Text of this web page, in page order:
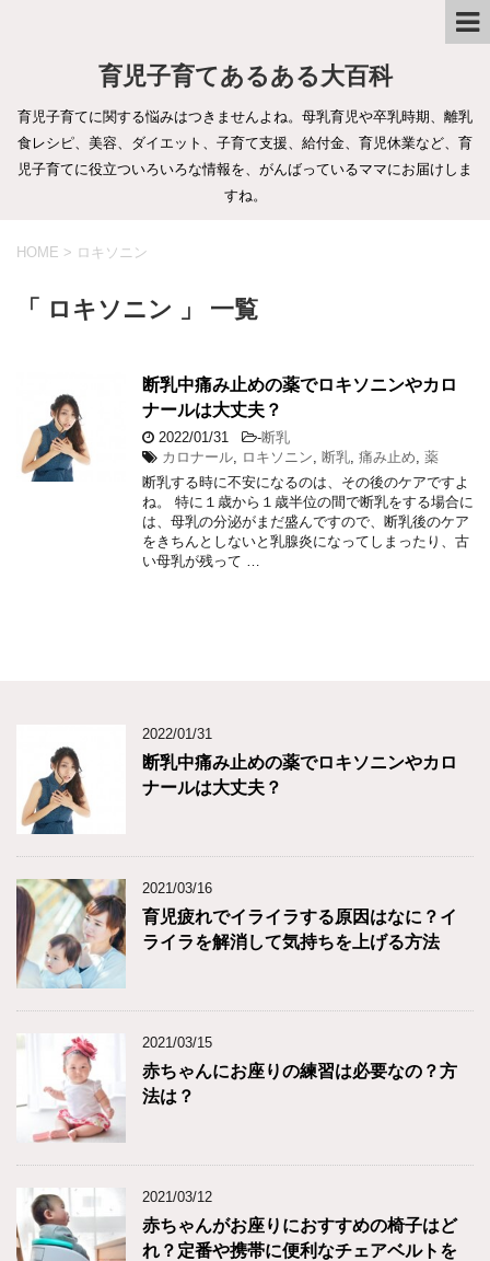
育児子育てあるある大百科
育児子育てに関する悩みはつきませんよね。母乳育児や卒乳時期、離乳
食レシピ、美容、ダイエット、子育て支援、給付金、育児休業など、育
児子育てに役立ついろいろな情報を、がんばっているママにお届けしま
すね。
HOME > ロキソニン
「 ロキソニン 」 一覧
断乳中痛み止めの薬でロキソニンやカロ
ナールは大丈夫？
2022/01/31 -断乳
カロナール
ロキソニン 断乳 痛み止め 薬
断乳する時に不安になるのは、その後のケアですよ
ね。 特に１歳から１歳半位の間で断乳をする場合に
は、母乳の分泌がまだ盛んですので、断乳後のケア
をきちんとしないと乳腺炎になってしまったり、古
い母乳が残って …
2022/01/31
断乳中痛み止めの薬でロキソニンやカロ
ナールは大丈夫？
2021/03/16
育児疲れでイライラする原因はなに？イ
ライラを解消して気持ちを上げる方法
2021/03/15
赤ちゃんにお座りの練習は必要なの？方
法は？
2021/03/12
赤ちゃんがお座りにおすすめの椅子はど
れ？定番や携帯に便利なチェアベルトを